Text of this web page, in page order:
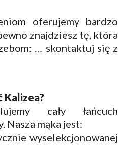
oferujemy bardzo
znajdziesz tę, która
… skontaktuj się z
Kalizea?
cały łańcuch
Nasza mąka jest:
wyselekcjonowanej